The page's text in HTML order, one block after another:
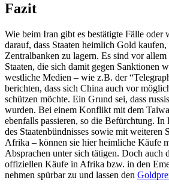
Fazit
Wie beim Iran gibt es bestätigte Fälle
darauf, dass Staaten heimlich Gold
Zentralbanken zu lagern. Es sind vor
Staaten, die sich damit gegen Sanktionen
westliche Medien – wie z.B. der
berichten, dass sich China auch vor
schützen möchte. Ein Grund sei, dass
wurden. Bei einem Konflikt mit dem
ebenfalls passieren, so die Befürchtung.
des Staatenbündnisses sowie mit weiteren
Afrika – können sie hier heimliche Käufe
Absprachen unter sich tätigen. Doch auch
offiziellen Käufe in Afrika bzw. in den
nehmen spürbar zu und lassen den